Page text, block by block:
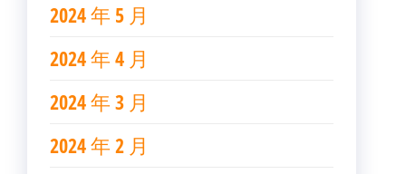
2024 年 5 月
2024 年 4 月
2024 年 3 月
2024 年 2 月